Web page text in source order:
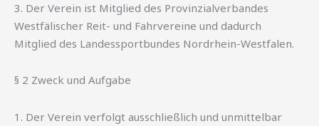
3. Der Verein ist Mitglied des Provinzialverbandes
Westfälischer Reit- und Fahrvereine und dadurch
Mitglied des Landessportbundes Nordrhein-Westfalen.
§ 2 Zweck und Aufgabe
1. Der Verein verfolgt ausschließlich und unmittelbar